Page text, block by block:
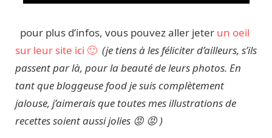
pour plus d’infos, vous pouvez aller jeter un oeil
sur leur site ici 🙂 (je tiens à les féliciter d’ailleurs, s’ils
passent par là, pour la beauté de leurs photos. En
tant que bloggeuse food je suis complètement
jalouse, j’aimerais que toutes mes illustrations de
recettes soient aussi jolies 😡 😡 )